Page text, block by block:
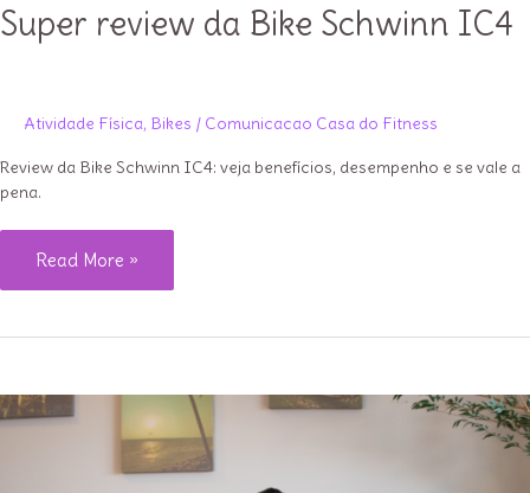
Super review da Bike Schwinn IC4
Atividade Física, Bikes / Comunicacao Casa do Fitness
Review da Bike Schwinn IC4: veja benefícios, desempenho e se vale a
pena.
Super
review
IC4
Read More »